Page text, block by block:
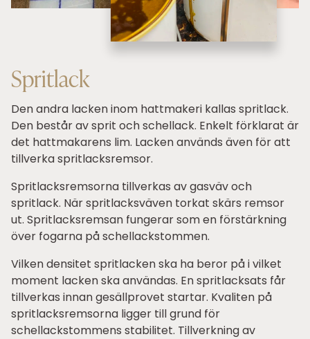
Spritlack
Den andra lacken inom hattmakeri kallas spritlack.
Den består av sprit och schellack. Enkelt förklarat är
det hattmakarens lim. Lacken används även för att
tillverka spritlacksremsor.
Spritlacksremsorna tillverkas av gasväv och
spritlack. När spritlacksväven torkat skärs remsor
ut. Spritlacksremsan fungerar som en förstärkning
över fogarna på schellackstommen.
Vilken densitet spritlacken ska ha beror på i vilket
moment lacken ska användas. En spritlacksats får
tillverkas innan gesällprovet startar. Kvaliten på
spritlacksremsorna ligger till grund för
schellackstommens stabilitet. Tillverkning av